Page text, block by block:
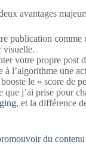
avantages
publication comme
visuelle.
votre propre post
à l’algorithme une
le « score de
que j’ai prise pour
, et la différence
du